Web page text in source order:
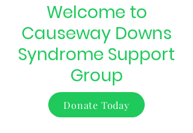
Welcome to
Causeway Downs
Syndrome Support
Group
Donate Today